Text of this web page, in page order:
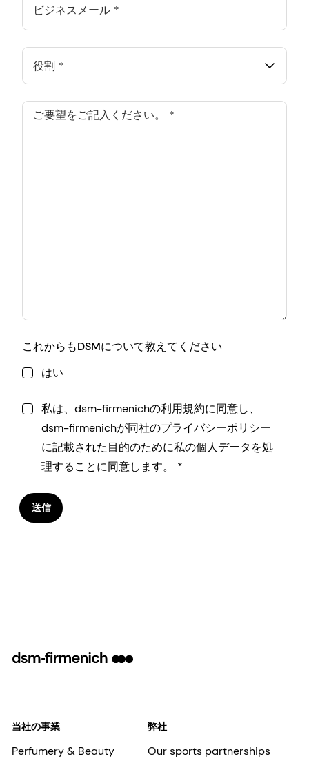
548 Market St Pmb 90375, San Francisco, California, US
ANTHROPIC PBC SPAIN SL.
133 Devonshire Road, Singapore, SG
ビジネスメール
役割
ご要望をご記入ください。
これからもDSMについて教えてください
はい
私は、dsm-firmenichの利用規約に同意し、
dsm-firmenichが同社のプライバシーポリシー
に記載された目的のために私の個人データを処
理することに同意します。
送信
当社の事業
Perfumery & Beauty
弊社
Our sports partnerships